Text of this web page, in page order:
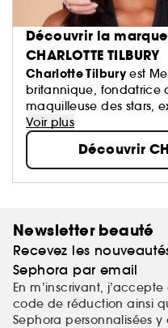
Découvrir la marque
CHARLOTTE TILBURY
Charlotte Tilburyest
britannique, fondatrice
maquilleuse des stars,
performants + créatrice
Voir plus
Découvrir
Newsletter beauté
Recevez les
Sephora par email
En m’inscrivant,
code de réduction ainsi
Sephora personnalisées